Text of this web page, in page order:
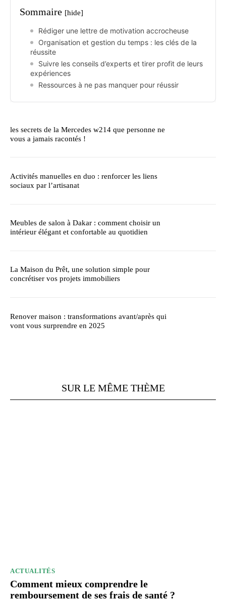
Sommaire [hide]
Rédiger une lettre de motivation accrocheuse
Organisation et gestion du temps : les clés de la
réussite
Suivre les conseils d’experts et tirer profit de leurs
expériences
Ressources à ne pas manquer pour réussir
les secrets de la Mercedes w214 que personne ne
vous a jamais racontés !
Activités manuelles en duo : renforcer les liens
sociaux par l’artisanat
Meubles de salon à Dakar : comment choisir un
intérieur élégant et confortable au quotidien
La Maison du Prêt, une solution simple pour
concrétiser vos projets immobiliers
Renover maison : transformations avant/après qui
vont vous surprendre en 2025
SUR LE MÊME THÈME
ACTUALITÉS
Comment mieux comprendre le
remboursement de ses frais de santé ?